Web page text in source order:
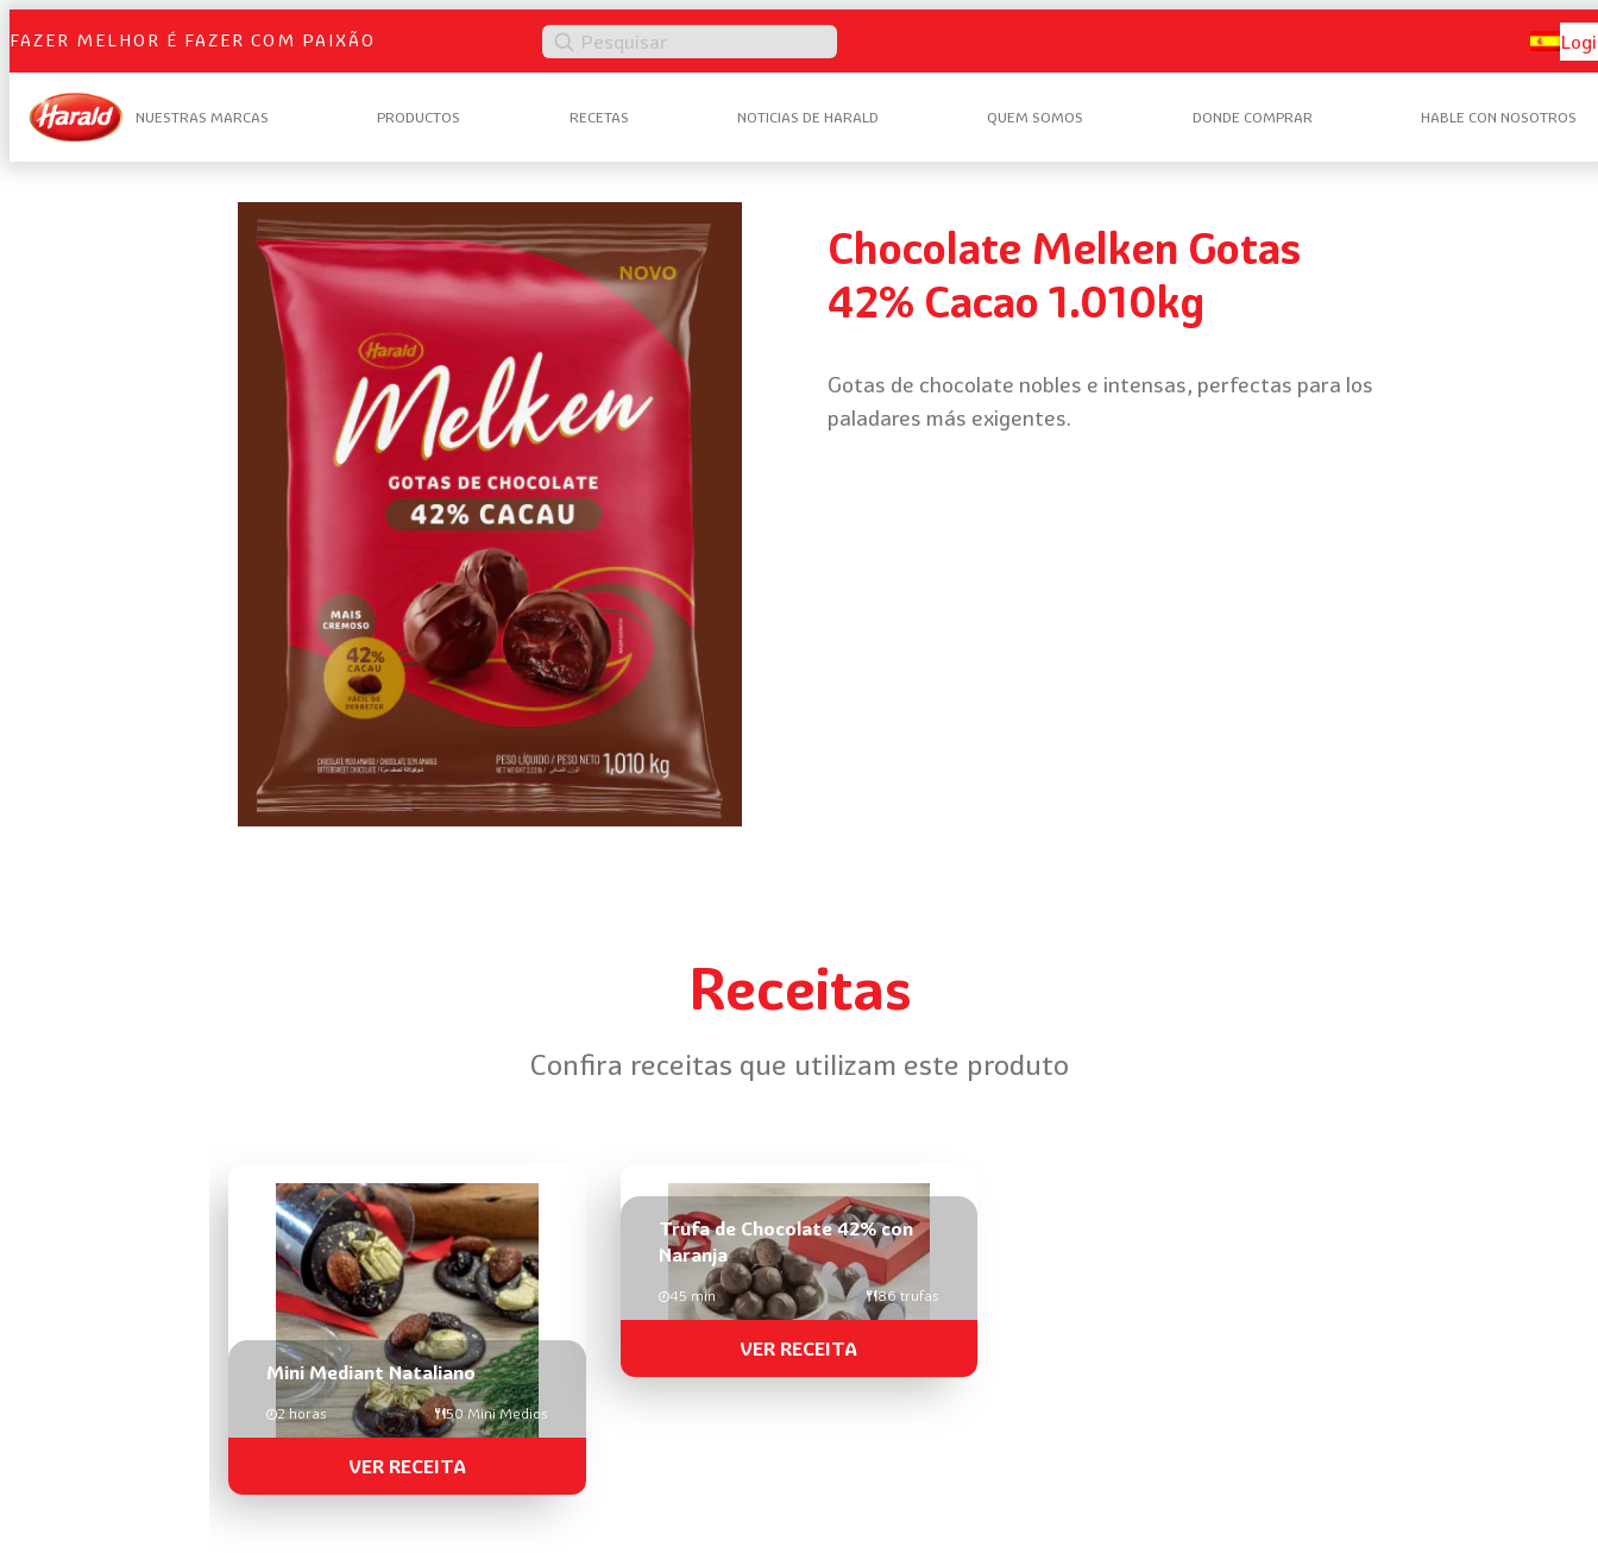
FAZER MELHOR É FAZER COM PAIXÃO Pesquisar
NUESTRAS MARCAS PRODUCTOS RECETAS NOTICIAS DE HARALD QUEM SOMOS DONDE COMPRAR HABLE CON NOSOTROS
Chocolate Melken Gotas
42% Cacao 1.010kg
Gotas de chocolate nobles e intensas, perfectas para los
paladares más exigentes.
Receitas
Confira receitas que utilizam este produto
Mini Mediant Nataliano
2 horas 50 Mini Medios
VER RECEITA
Trufa de Chocolate 42% con
Naranja
45 min 86 trufas
VER RECEITA